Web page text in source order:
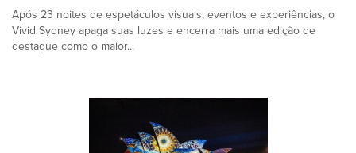
Após 23 noites de espetáculos visuais, eventos e experiências, o
Vivid Sydney apaga suas luzes e encerra mais uma edição de
destaque como o maior...